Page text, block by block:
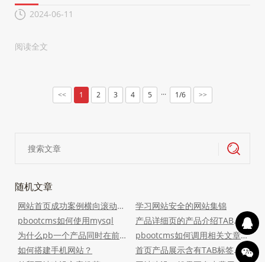
2024-06-11
阅读全文
<< 1 2 3 4 5 ··· 1/6 >>
随机文章
网站首页成功案例横向滚动代码(带左右箭头)
学习网站安全的网站集锦
pbootcms如何使用mysql
产品详细页的产品介绍TAB切换效果
为什么pb一个产品同时在前台两个栏目里出现
pbootcms如何调用相关文章？
如何搭建手机网站？
首页产品展示含有TAB标签分类效果